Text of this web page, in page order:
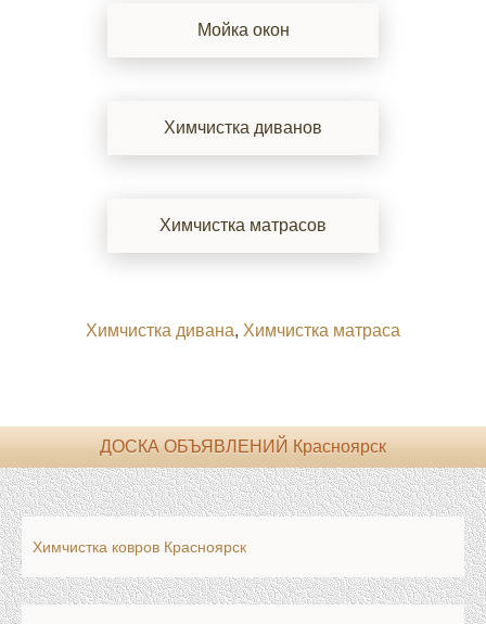
Мойка окон
Химчистка диванов
Химчистка матрасов
Химчистка дивана, Химчистка матраса
ДОСКА ОБЪЯВЛЕНИЙ Красноярск
Химчистка ковров Красноярск